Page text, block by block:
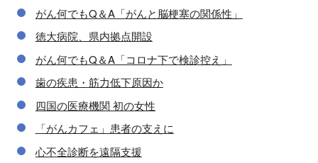
がん何でもQ＆A「がんと脳梗塞の関係性」
徳大病院、県内拠点開設
がん何でもQ＆A「コロナ下で検診控え」
歯の疾患・筋力低下原因か
四国の医療機関 初の女性
「がんカフェ」患者の支えに
心不全診断を遠隔支援